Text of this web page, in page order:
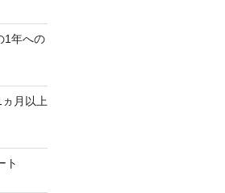
1年への
月以上
ト